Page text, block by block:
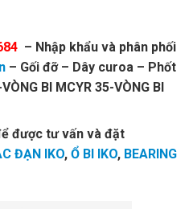
– Nhập khẩu và phân phối
– Gối đỡ – Dây curoa – Phốt
BI MCYR 35-VÒNG BI
được tư vấn và đặt
ĐẠN IKO, Ổ BI IKO, BEARING